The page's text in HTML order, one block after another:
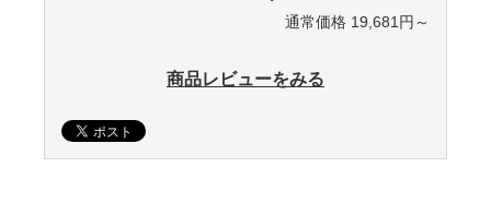
通常価格 19,681円～
商品レビューをみる